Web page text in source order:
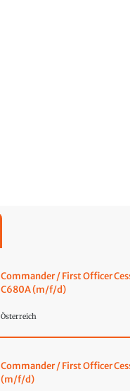
Commander / First Officer
C680A (m/f/d)
Österreich
Commander / First Officer
(m/f/d)